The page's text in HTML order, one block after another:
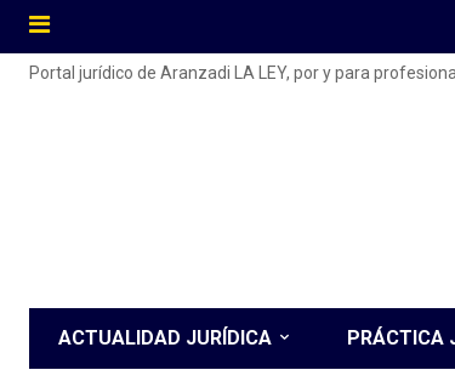
Portal jurídico de Aranzadi LA LEY, por y para
ACTUALIDAD JURÍDICA PRÁCTICA